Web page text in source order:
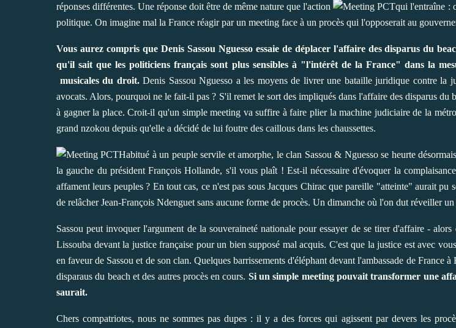
réponses différentes. Une réponse doit être de même nature que l'action
qui l'entraîne :
politique. On imagine mal la France réagir par un meeting face à un procès qui l'opposerait au
Vous aurez compris que Denis Sassou Nguesso essaie de déplacer l'affaire des disparus du
qu'il sait que les politiciens français sont plus sensibles à "l'intérêt de la France" dans la
musicales du droit.Denis Sassou Nguesso a les moyens de livrer une bataille juridique contre la
avocats. Alors, pourquoi ne le fait-il pas ? S'il remet le sort des impliqués dans l'affaire des disparus du
à gagner la place. Croit-il qu'un simple meeting va suffire à faire plier la machine judiciaire de la
grand nzokou depuis qu'elle a décidé de lui foutre des caillous dans les chaussettes.
Habitué à un peuple servile et amorphe, le clan Sassou & Nguesso se heurte
la gauche du président François Hollande, s'il vous plaît ! Est-il nécessaire d'évoquer la
affament leurs peuples ? En tout cas, ce n'est pas sous Jacques Chirac que pareille "atteinte" aurait
de relâcher Jean-François Ndenguet sans aucune forme de procès. Un dimanche où l'on dut réveiller
Sassou peut invoquer l'argument de la souveraineté nationale pour essayer de se tirer d'affaire -
Lissouba devant la justice française pour un bien supposé mal acquis. C'est que la justice est avec
en faveur de Sassou et de son clan. Quelques barrissements d'éléphant devant l'ambassade de France
disparaus du beach et des autres procès en cours. Si un simple meeting pouvait transformer une
saurait.
Chers compatriotes, nous ne sommes pas dupes : il y a des forces qui agissent par devers les